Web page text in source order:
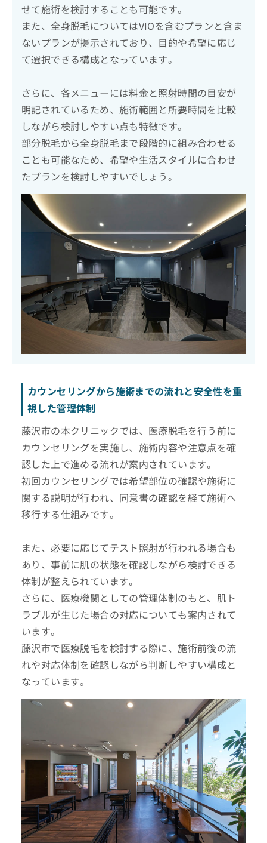
せて施術を検討することも可能です。
また、全身脱毛についてはVIOを含むプランと含ま
ないプランが提示されており、目的や希望に応じ
て選択できる構成となっています。
さらに、各メニューには料金と照射時間の目安が
明記されているため、施術範囲と所要時間を比較
しながら検討しやすい点も特徴です。
部分脱毛から全身脱毛まで段階的に組み合わせる
ことも可能なため、希望や生活スタイルに合わせ
たプランを検討しやすいでしょう。
カウンセリングから施術までの流れと安全性を重
視した管理体制
藤沢市の本クリニックでは、医療脱毛を行う前に
カウンセリングを実施し、施術内容や注意点を確
認した上で進める流れが案内されています。
初回カウンセリングでは希望部位の確認や施術に
関する説明が行われ、同意書の確認を経て施術へ
移行する仕組みです。
また、必要に応じてテスト照射が行われる場合も
あり、事前に肌の状態を確認しながら検討できる
体制が整えられています。
さらに、医療機関としての管理体制のもと、肌ト
ラブルが生じた場合の対応についても案内されて
います。
藤沢市で医療脱毛を検討する際に、施術前後の流
れや対応体制を確認しながら判断しやすい構成と
なっています。